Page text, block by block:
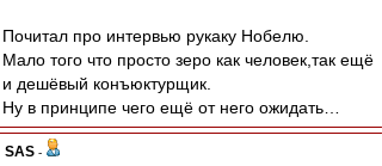
Почитал про интервью рукаку Нобелю.
Мало того что просто зеро как человек,так ещё
и дешёвый конъюктурщик.
Ну в принципе чего ещё от него ожидать…
SAS -